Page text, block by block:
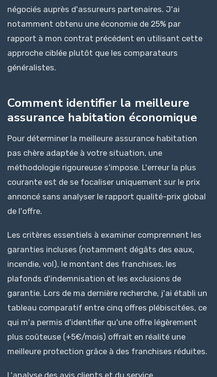
négociés auprès d'assureurs partenaires. J'ai
notamment obtenu une économie de 25% par
rapport à mon contrat précédent en utilisant cette
approche ciblée plutôt que les comparateurs
généralistes.
Comment identifier la meilleure
assurance habitation économique
Pour déterminer la meilleure assurance habitation
pas chère adaptée à votre situation, une
méthodologie rigoureuse s'impose. L'erreur la plus
courante est de se focaliser uniquement sur le prix
annoncé sans analyser le rapport qualité-prix global
de l'offre.
Les critères essentiels à examiner comprennent les
garanties incluses (notamment dégâts des eaux,
incendie, vol), le montant des franchises, les
plafonds d'indemnisation et les exclusions de
garantie. Lors de ma dernière recherche, j'ai établi un
tableau comparatif entre cinq offres plébiscitées, ce
qui m'a permis d'identifier qu'une offre légèrement
plus coûteuse (+5€/mois) offrait en réalité une
meilleure protection grâce à des franchises réduites.